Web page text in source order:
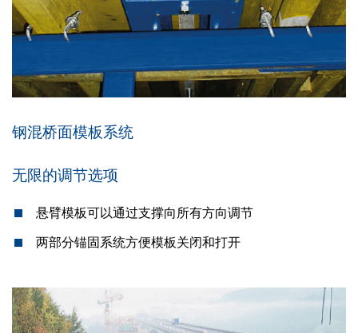
钢混桥面模板系统
无限的调节选项
悬臂模板可以通过支撑向所有方向调节
两部分锚固系统方便模板关闭和打开